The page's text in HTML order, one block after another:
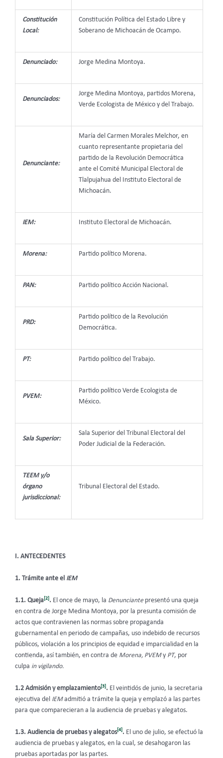
Constitución
Local:
Constitución Política del Estado Libre y
Soberano de Michoacán de Ocampo.
Denunciado: Jorge Medina Montoya.
Denunciados:
Jorge Medina Montoya, partidos Morena,
Verde Ecologista de México y del Trabajo.
Denunciante:
María del Carmen Morales Melchor, en
cuanto representante propietaria del
partido de la Revolución Democrática
ante el Comité Municipal Electoral de
Tlalpujahua del Instituto Electoral de
Michoacán.
IEM: Instituto Electoral de Michoacán.
Morena: Partido político Morena.
PAN: Partido político Acción Nacional.
PRD:
Partido político de la Revolución
Democrática.
PT: Partido político del Trabajo.
PVEM:
Partido político Verde Ecologista de
México.
Sala Superior:
Sala Superior del Tribunal Electoral del
Poder Judicial de la Federación.
TEEM y/o
órgano
jurisdiccional:
Tribunal Electoral del Estado.
I. ANTECEDENTES
1. Trámite ante el IEM
1.1. Queja[2]. El once de mayo, la Denunciantepresentó una queja
en contra de Jorge Medina Montoya, por la presunta comisión de
actos que contravienen las normas sobre propaganda
gubernamental en periodo de campañas, uso indebido de recursos
públicos, violación a los principios de equidad e imparcialidad en la
contienda, así también, en contra de Morena, PVEMy PT, por
culpa in vigilando.
1.2 Admisión y emplazamiento[3]. El veintidós de junio, la secretaria
ejecutiva del IEMadmitió a trámite la queja y emplazó a las partes
para que comparecieran a la audiencia de pruebas y alegatos.
1.3. Audiencia de pruebas y alegatos[4]. El uno de julio, se efectuó la
audiencia de pruebas y alegatos, en la cual, se desahogaron las
pruebas aportadas por las partes.